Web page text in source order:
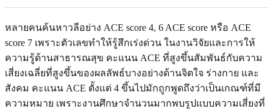
หลายคนค้นหาวลีอย่าง ACE score 4, 6 ACE score หรือ ACE
score 7 เพราะตัวเลขทำให้รู้สึกเร่งด่วน ในงานวิจัยและการให้
ความรู้ด้านสาธารณสุข คะแนน ACE ที่สูงขึ้นสัมพันธ์กับความ
เสี่ยงเฉลี่ยที่สูงขึ้นของผลลัพธ์บางอย่างด้านจิตใจ ร่างกาย และ
สังคม คะแนน ACE ตั้งแต่ 4 ขึ้นไปมักถูกพูดถึงว่าเป็นเกณฑ์ที่มี
ความหมาย เพราะงานศึกษาจำนวนมากพบรูปแบบความเสี่ยงที่